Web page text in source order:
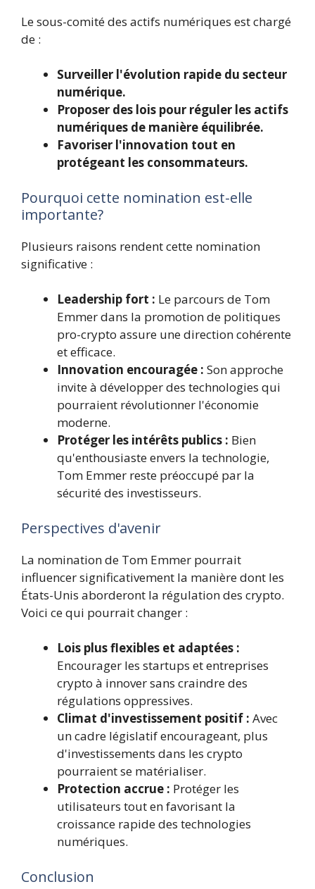
Le sous-comité des actifs numériques est chargé
de :
Surveiller l'évolution rapide du secteur
numérique.
Proposer des lois pour réguler les actifs
numériques de manière équilibrée.
Favoriser l'innovation tout en
protégeant les consommateurs.
Pourquoi cette nomination est-elle
importante?
Plusieurs raisons rendent cette nomination
significative :
Leadership fort : Le parcours de Tom
Emmer dans la promotion de politiques
pro-crypto assure une direction cohérente
et efficace.
Innovation encouragée : Son approche
invite à développer des technologies qui
pourraient révolutionner l'économie
moderne.
Protéger les intérêts publics : Bien
qu'enthousiaste envers la technologie,
Tom Emmer reste préoccupé par la
sécurité des investisseurs.
Perspectives d'avenir
La nomination de Tom Emmer pourrait
influencer significativement la manière dont les
États-Unis aborderont la régulation des crypto.
Voici ce qui pourrait changer :
Lois plus flexibles et adaptées :
Encourager les startups et entreprises
crypto à innover sans craindre des
régulations oppressives.
Climat d'investissement positif : Avec
un cadre législatif encourageant, plus
d'investissements dans les crypto
pourraient se matérialiser.
Protection accrue : Protéger les
utilisateurs tout en favorisant la
croissance rapide des technologies
numériques.
Conclusion